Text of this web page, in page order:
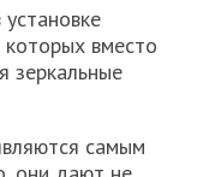
вместо
зеркальные
самым